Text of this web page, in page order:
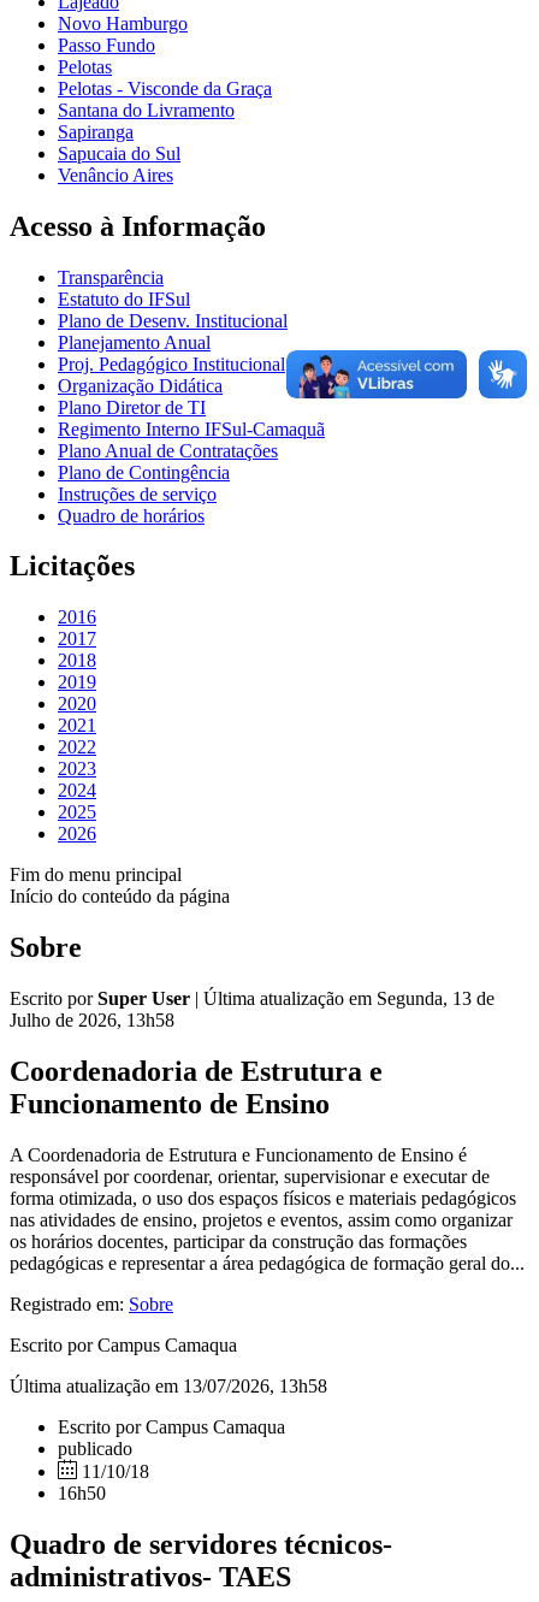
Novo Hamburgo
Passo Fundo
Pelotas
Pelotas - Visconde da Graça
Santana do Livramento
Sapiranga
Sapucaia do Sul
Venâncio Aires
Acesso à Informação
Transparência
Estatuto do IFSul
Plano de Desenv. Institucional
Planejamento Anual
Proj. Pedagógico Institucional
Organização Didática
Plano Diretor de TI
Regimento Interno IFSul-Camaquã
Plano Anual de Contratações
Plano de Contingência
Instruções de serviço
Quadro de horários
Licitações
2016
2017
2018
2019
2020
2021
2022
2023
2024
2025
2026
Fim do menu principal
Início do conteúdo da página
Sobre
Escrito porSuper User | Última atualização em Segunda, 13 de
Julho de 2026, 13h58
Coordenadoria de Estrutura e
Funcionamento de Ensino
A Coordenadoria de Estrutura e Funcionamento de Ensino é
responsável por coordenar, orientar, supervisionar e executar de
forma otimizada, o uso dos espaços físicos e materiais pedagógicos
nas atividades de ensino, projetos e eventos, assim como organizar
os horários docentes, participar da construção das formações
pedagógicas e representar a área pedagógica de formação geral do...
Registrado em: Sobre
Escrito por Campus Camaqua
Última atualização em 13/07/2026, 13h58
Escrito por Campus Camaqua
publicado
11/10/18
16h50
Quadro de servidores técnicos-
administrativos- TAES